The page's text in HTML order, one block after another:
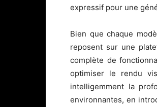
expressif pour une
Bien que chaque
reposent sur une
complète de
optimiser le rendu
intelligemment la
environnantes, en